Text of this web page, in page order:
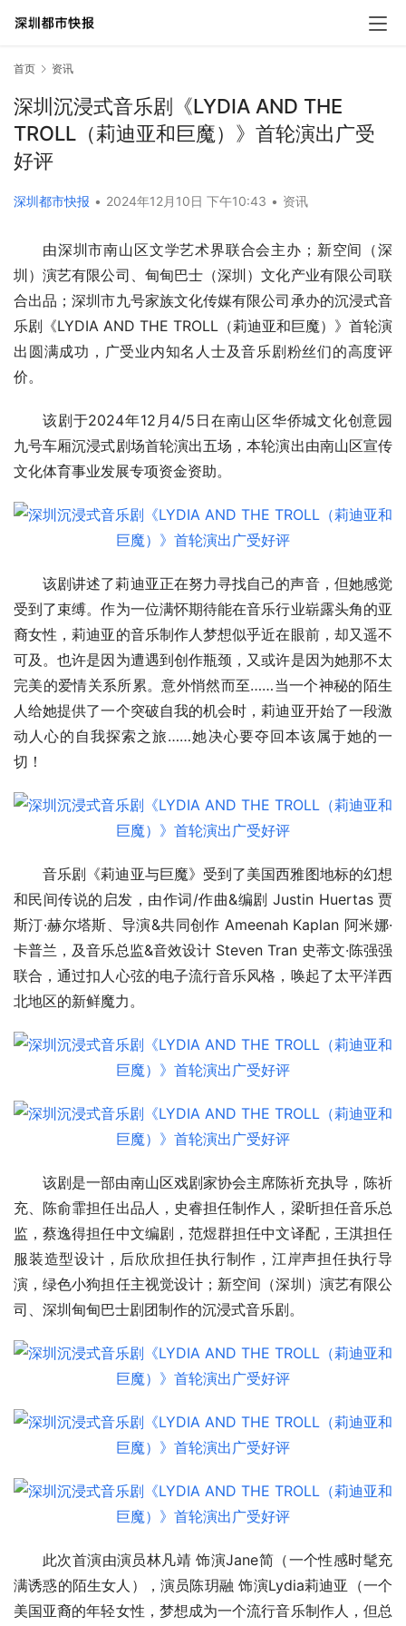
首页 资讯
深圳沉浸式音乐剧《LYDIA AND THE
TROLL（莉迪亚和巨魔）》首轮演出广受
好评
深圳都市快报 • 2024年12月10日 下午10:43 • 资讯
由深圳市南山区文学艺术界联合会主办；新空间（深
圳）演艺有限公司、甸甸巴士（深圳）文化产业有限公司联
合出品；深圳市九号家族文化传媒有限公司承办的沉浸式音
乐剧《LYDIA AND THE TROLL（莉迪亚和巨魔）》首轮演
出圆满成功，广受业内知名人士及音乐剧粉丝们的高度评
价。
该剧于2024年12月4/5日在南山区华侨城文化创意园
九号车厢沉浸式剧场首轮演出五场，本轮演出由南山区宣传
文化体育事业发展专项资金资助。
该剧讲述了莉迪亚正在努力寻找自己的声音，但她感觉
受到了束缚。作为一位满怀期待能在音乐行业崭露头角的亚
裔女性，莉迪亚的音乐制作人梦想似乎近在眼前，却又遥不
可及。也许是因为遭遇到创作瓶颈，又或许是因为她那不太
完美的爱情关系所累。意外悄然而至……当一个神秘的陌生
人给她提供了一个突破自我的机会时，莉迪亚开始了一段激
动人心的自我探索之旅……她决心要夺回本该属于她的一
切！
音乐剧《莉迪亚与巨魔》受到了美国西雅图地标的幻想
和民间传说的启发，由作词/作曲&编剧 Justin Huertas 贾
斯汀·赫尔塔斯、导演&共同创作 Ameenah Kaplan 阿米娜·
卡普兰，及音乐总监&音效设计 Steven Tran 史蒂文·陈强强
联合，通过扣人心弦的电子流行音乐风格，唤起了太平洋西
北地区的新鲜魔力。
该剧是一部由南山区戏剧家协会主席陈祈充执导，陈祈
充、陈俞霏担任出品人，史睿担任制作人，梁昕担任音乐总
监，蔡逸得担任中文编剧，范煜群担任中文译配，王淇担任
服装造型设计，后欣欣担任执行制作，江岸声担任执行导
演，绿色小狗担任主视觉设计；新空间（深圳）演艺有限公
司、深圳甸甸巴士剧团制作的沉浸式音乐剧。
此次首演由演员林凡靖 饰演Jane简（一个性感时髦充
满诱惑的陌生女人），演员陈玥融 饰演Lydia莉迪亚（一个
美国亚裔的年轻女性，梦想成为一个流行音乐制作人，但总